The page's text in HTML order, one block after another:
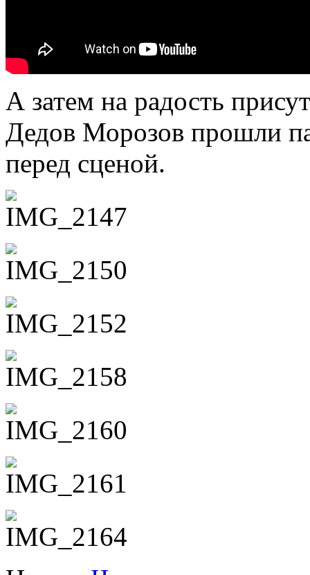
А затем на радость
Дедов Морозов прошли
перед сценой.